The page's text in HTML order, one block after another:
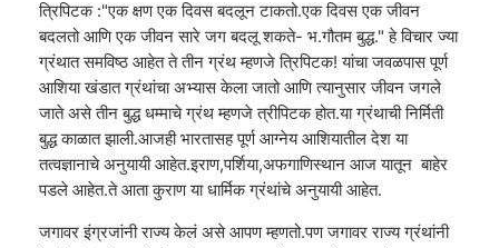
त्रिपिटक :"एक क्षण एक दिवस बदलून टाकतो.एक दिवस एक जीवन
बदलतो आणि एक जीवन सारे जग बदलू शकते- भ.गौतम बुद्ध." हे विचार ज्या
ग्रंथात समविष्ठ आहेत ते तीन ग्रंथ म्हणजे त्रिपिटक! यांचा जवळपास पूर्ण
आशिया खंडात ग्रंथांचा अभ्यास केला जातो आणि त्यानुसार जीवन जगले
जाते असे तीन बुद्ध धम्माचे ग्रंथ म्हणजे त्रीपिटक होत.या ग्रंथाची निर्मिती
बुद्ध काळात झाली.आजही भारतासह पूर्ण आग्नेय आशियातील देश या
तत्वज्ञानाचे अनुयायी आहेत.इराण,पर्शिया,अफगाणिस्थान आज यातून बाहेर
पडले आहेत.ते आता कुराण या धार्मिक ग्रंथांचे अनुयायी आहेत.
जगावर इंग्रजांनी राज्य केलं असे आपण म्हणतो.पण जगावर राज्य ग्रंथांनी